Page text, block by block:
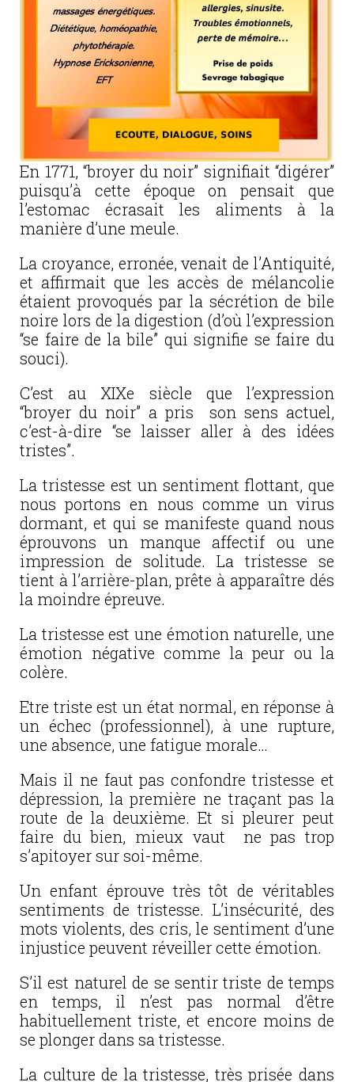
En 1771, “broyer du noir” signifiait “digérer”
puisqu’à cette époque on pensait que
l’estomac écrasait les aliments à la
manière d’une meule.
La croyance, erronée, venait de l’Antiquité,
et affirmait que les accès de mélancolie
étaient provoqués par la sécrétion de bile
noire lors de la digestion (d’où l’expression
“se faire de la bile” qui signifie se faire du
souci).
C’est au XIXe siècle que l’expression
“broyer du noir” a pris son sens actuel,
c’est-à-dire “se laisser aller à des idées
tristes”.
La tristesse est un sentiment flottant, que
nous portons en nous comme un virus
dormant, et qui se manifeste quand nous
éprouvons un manque affectif ou une
impression de solitude. La tristesse se
tient à l’arrière-plan, prête à apparaître dés
la moindre épreuve.
La tristesse est une émotion naturelle, une
émotion négative comme la peur ou la
colère.
Etre triste est un état normal, en réponse à
un échec (professionnel), à une rupture,
une absence, une fatigue morale…
Mais il ne faut pas confondre tristesse et
dépression, la première ne traçant pas la
route de la deuxième. Et si pleurer peut
faire du bien, mieux vaut ne pas trop
s’apitoyer sur soi-même.
Un enfant éprouve très tôt de véritables
sentiments de tristesse. L’insécurité, des
mots violents, des cris, le sentiment d’une
injustice peuvent réveiller cette émotion.
S’il est naturel de se sentir triste de temps
en temps, il n’est pas normal d’être
habituellement triste, et encore moins de
se plonger dans sa tristesse.
La culture de la tristesse, très prisée dans